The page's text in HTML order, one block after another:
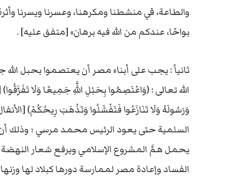
والطاعة، في منشطنا ومكرهنا، وعسرنا ويسرنا وأثرة
بواحًا، عندكم من الله فيه برهان» [متفق عليه] .
ثانياً : يجب على أبناء مصر أن يعتصموا بحبل الله
السلمية حتى يعود الرئيس محمد مرسي ؛ وذلك
يحمل همَّ المشروع الإسلامي ويرفع شعار النهضة
الفساد وإعادة مصر لممارسة دورها كبلاد لها